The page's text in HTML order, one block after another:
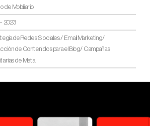
de Mobiliario
2023
de Redes Sociales / Email Marketing /
de Contenidos para el Blog / Campañas
de Meta